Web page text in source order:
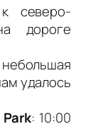
северо-
дороге
удалось
: 10:00